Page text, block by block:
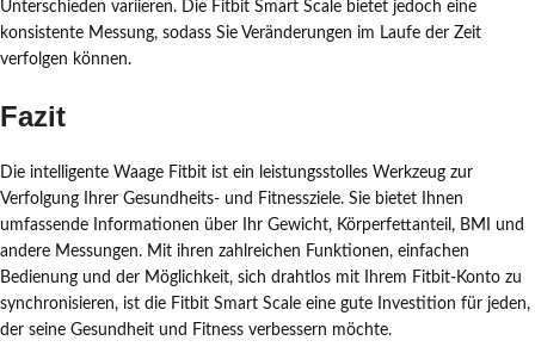
Unterschieden variieren. Die Fitbit Smart Scale bietet jedoch eine
konsistente Messung, sodass Sie Veränderungen im Laufe der Zeit
verfolgen können.
Fazit
Die intelligente Waage Fitbit ist ein leistungsstolles Werkzeug zur
Verfolgung Ihrer Gesundheits- und Fitnessziele. Sie bietet Ihnen
umfassende Informationen über Ihr Gewicht, Körperfettanteil, BMI und
andere Messungen. Mit ihren zahlreichen Funktionen, einfachen
Bedienung und der Möglichkeit, sich drahtlos mit Ihrem Fitbit-Konto zu
synchronisieren, ist die Fitbit Smart Scale eine gute Investition für jeden,
der seine Gesundheit und Fitness verbessern möchte.